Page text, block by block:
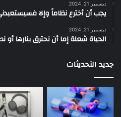
ديسمبر 21, 2024
يجب أن أخترع نظاماً وإلا
ديسمبر 21, 2024
الحياة شعلة إما أن نحترق بنارها
جديد التحديثات